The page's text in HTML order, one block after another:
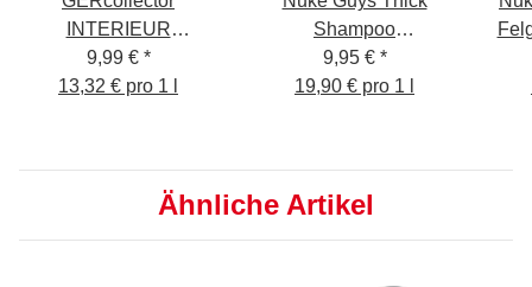
INTERIEUR
REINIGER+
9,99 € *
13,32 € pro 1 l
Shampoo
Autoshampoo, 500 ml
9,95 € *
19,90 € pro 1 l
Ähnliche Artikel